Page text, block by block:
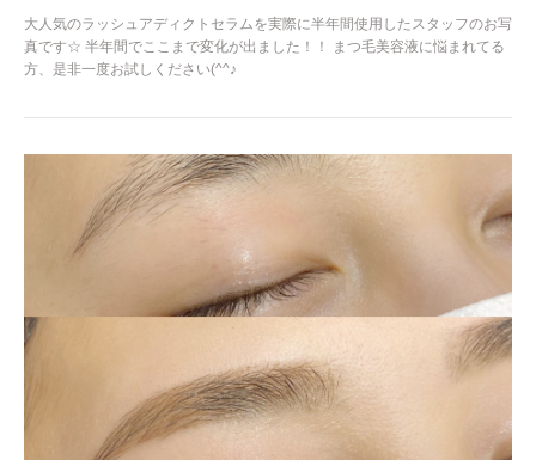
大人気のラッシュアディクトセラムを実際に半年間使用したスタッフのお写
真です☆ 半年間でここまで変化が出ました！！ まつ毛美容液に悩まれてる
方、是非一度お試しください(^^♪